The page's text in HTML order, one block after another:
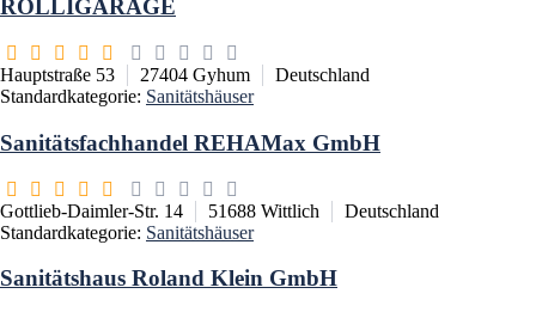
ROLLIGARAGE
Hauptstraße 53 27404 Gyhum
Deutschland
Standardkategorie: Sanitätshäuser
Sanitätsfachhandel REHAMax GmbH
Gottlieb-Daimler-Str. 14 51688 Wittlich
Deutschland
Standardkategorie: Sanitätshäuser
Sanitätshaus Roland Klein GmbH